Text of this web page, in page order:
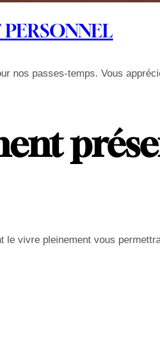
nos passes-temps. Vous
vivre pleinement vous